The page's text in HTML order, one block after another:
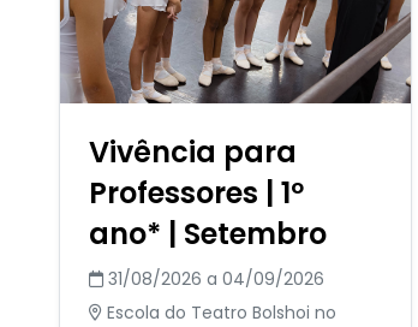
Vivência para
Professores | 1º
ano* | Setembro
31/08/2026 a 04/09/2026
Escola do Teatro Bolshoi no